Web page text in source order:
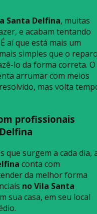
Santa Delfina, muitas
e acabam tentando
aí que está mais um
simples que o
lo da forma correta. O
arrumar com meios
mas volta
profissionais
que surgem a cada dia,
conta com
da melhor forma
no Vila Santa
sua casa, em seu local